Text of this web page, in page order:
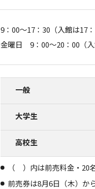
9：00～17：30（入館は17：
金曜日 9：00～20：00（入
一般
大学生
高校生
（ ）内は前売料金・20
前売券は8月6日（木）か